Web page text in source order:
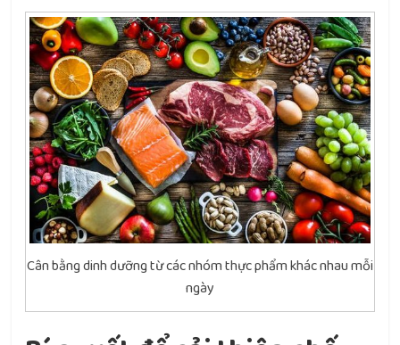
Cân bằng dinh dưỡng từ các nhóm thực phẩm khác nhau mỗi
ngày